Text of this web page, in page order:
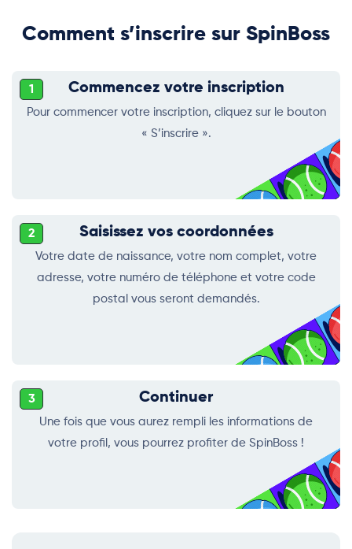
Comment s’inscrire sur SpinBoss
1 Commencez votre inscription
Pour commencer votre inscription, cliquez sur le bouton
« S’inscrire ».
2 Saisissez vos coordonnées
Votre date de naissance, votre nom complet, votre
adresse, votre numéro de téléphone et votre code
postal vous seront demandés.
3 Continuer
Une fois que vous aurez rempli les informations de
votre profil, vous pourrez profiter de SpinBoss !